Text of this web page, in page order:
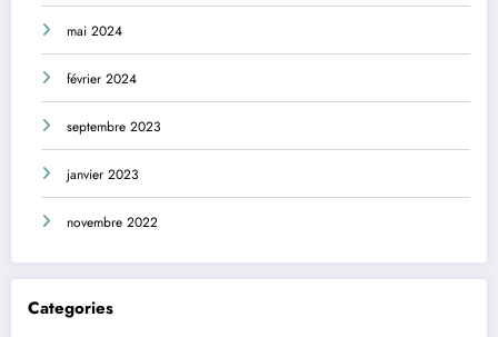
mai 2024
février 2024
septembre 2023
janvier 2023
novembre 2022
Categories